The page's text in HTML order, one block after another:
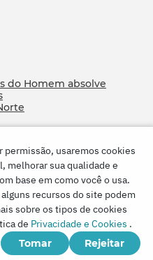
do Homem absolve
of Korea.
permissão, usaremos cookies
melhorar sua qualidade e
base em como você o usa.
recursos do site podem
sobre os tipos de cookies
de Privacidade e Cookies .
Tomar
Rejeitar